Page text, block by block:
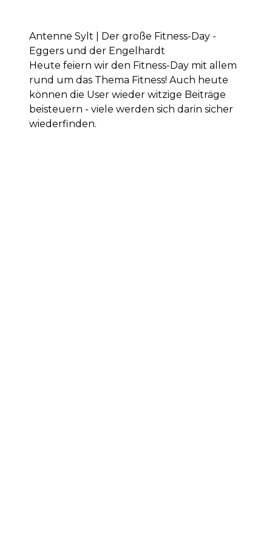
Antenne Sylt | Der große Fitness-Day -
Eggers und der Engelhardt
Heute feiern wir den Fitness-Day mit allem
rund um das Thema Fitness! Auch heute
können die User wieder witzige Beiträge
beisteuern - viele werden sich darin sicher
wiederfinden.